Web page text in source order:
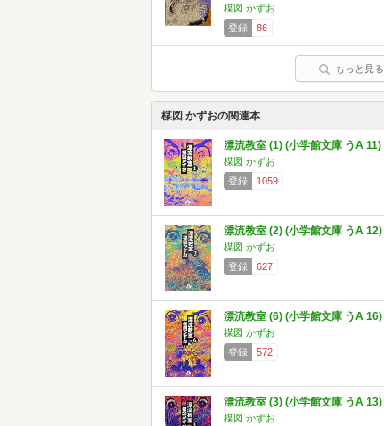
楳図 かずお
登録
86
もっと見る
楳図 かずおの関連本
漂流教室 (1) (小学館文庫 うA 11)
楳図 かずお
登録
1059
漂流教室 (2) (小学館文庫 うA 12)
楳図 かずお
登録
627
漂流教室 (6) (小学館文庫 うA 16)
楳図 かずお
登録
572
漂流教室 (3) (小学館文庫 うA 13)
楳図 かずお